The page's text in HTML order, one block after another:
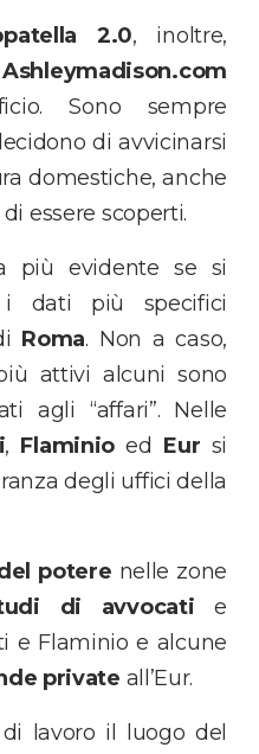
2.0, inoltre,
Ashleymadison.com
Sono sempre
di avvicinarsi
domestiche, anche
essere scoperti.
più evidente se si
dati più specifici
Roma. Non a caso,
attivi alcuni sono
agli “affari”. Nelle
, Flaminio ed Eur si
degli uffici della
potere nelle zone
di avvocati e
e Flaminio e alcune
private all’Eur.
lavoro il luogo del